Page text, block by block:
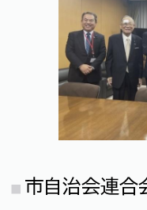
市自治会連合